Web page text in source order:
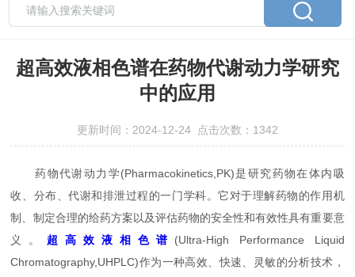
超高效液相色谱在药物代谢动力学研究
中的应用
更新时间：2024-12-24 点击次数：1342
药物代谢动力学(Pharmacokinetics,PK)是研究药物在体内吸
收、分布、代谢和排泄过程的一门学科。它对于理解药物的作用机
制、制定合理的给药方案以及评估药物的安全性和有效性具有重要意
义。 超高效液相色谱 (Ultra-High Performance Liquid
Chromatography,UHPLC)作为一种高效、快速、灵敏的分析技术，